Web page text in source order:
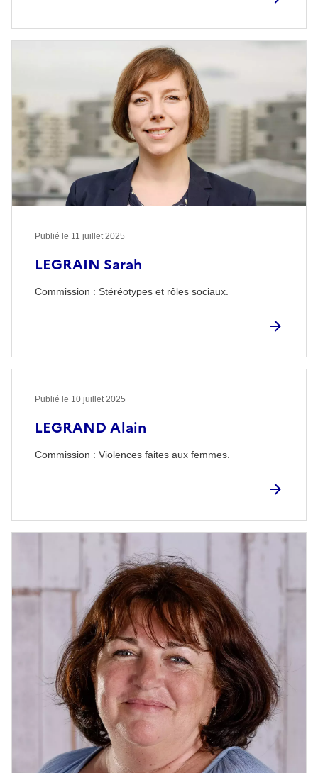
LEGRAIN Sarah
Commission : Stéréotypes et rôles sociaux.
Publié le 11 juillet 2025
LEGRAND Alain
Commission : Violences faites aux femmes.
Publié le 10 juillet 2025